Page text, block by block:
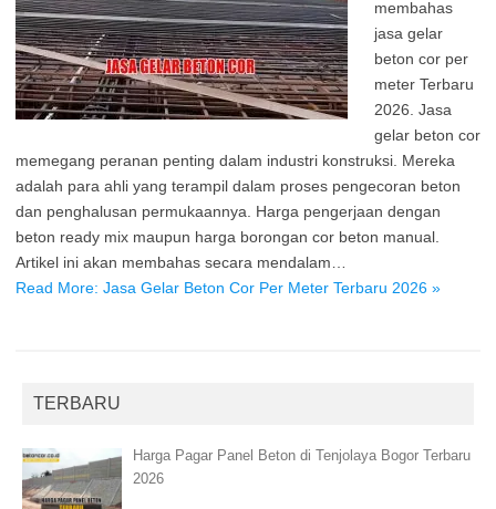
membahas
jasa gelar
beton cor per
meter Terbaru
2026. Jasa
gelar beton cor
memegang peranan penting dalam industri konstruksi. Mereka
adalah para ahli yang terampil dalam proses pengecoran beton
dan penghalusan permukaannya. Harga pengerjaan dengan
beton ready mix maupun harga borongan cor beton manual.
Artikel ini akan membahas secara mendalam…
Read More: Jasa Gelar Beton Cor Per Meter Terbaru 2026 »
TERBARU
Harga Pagar Panel Beton di Tenjolaya Bogor Terbaru
2026